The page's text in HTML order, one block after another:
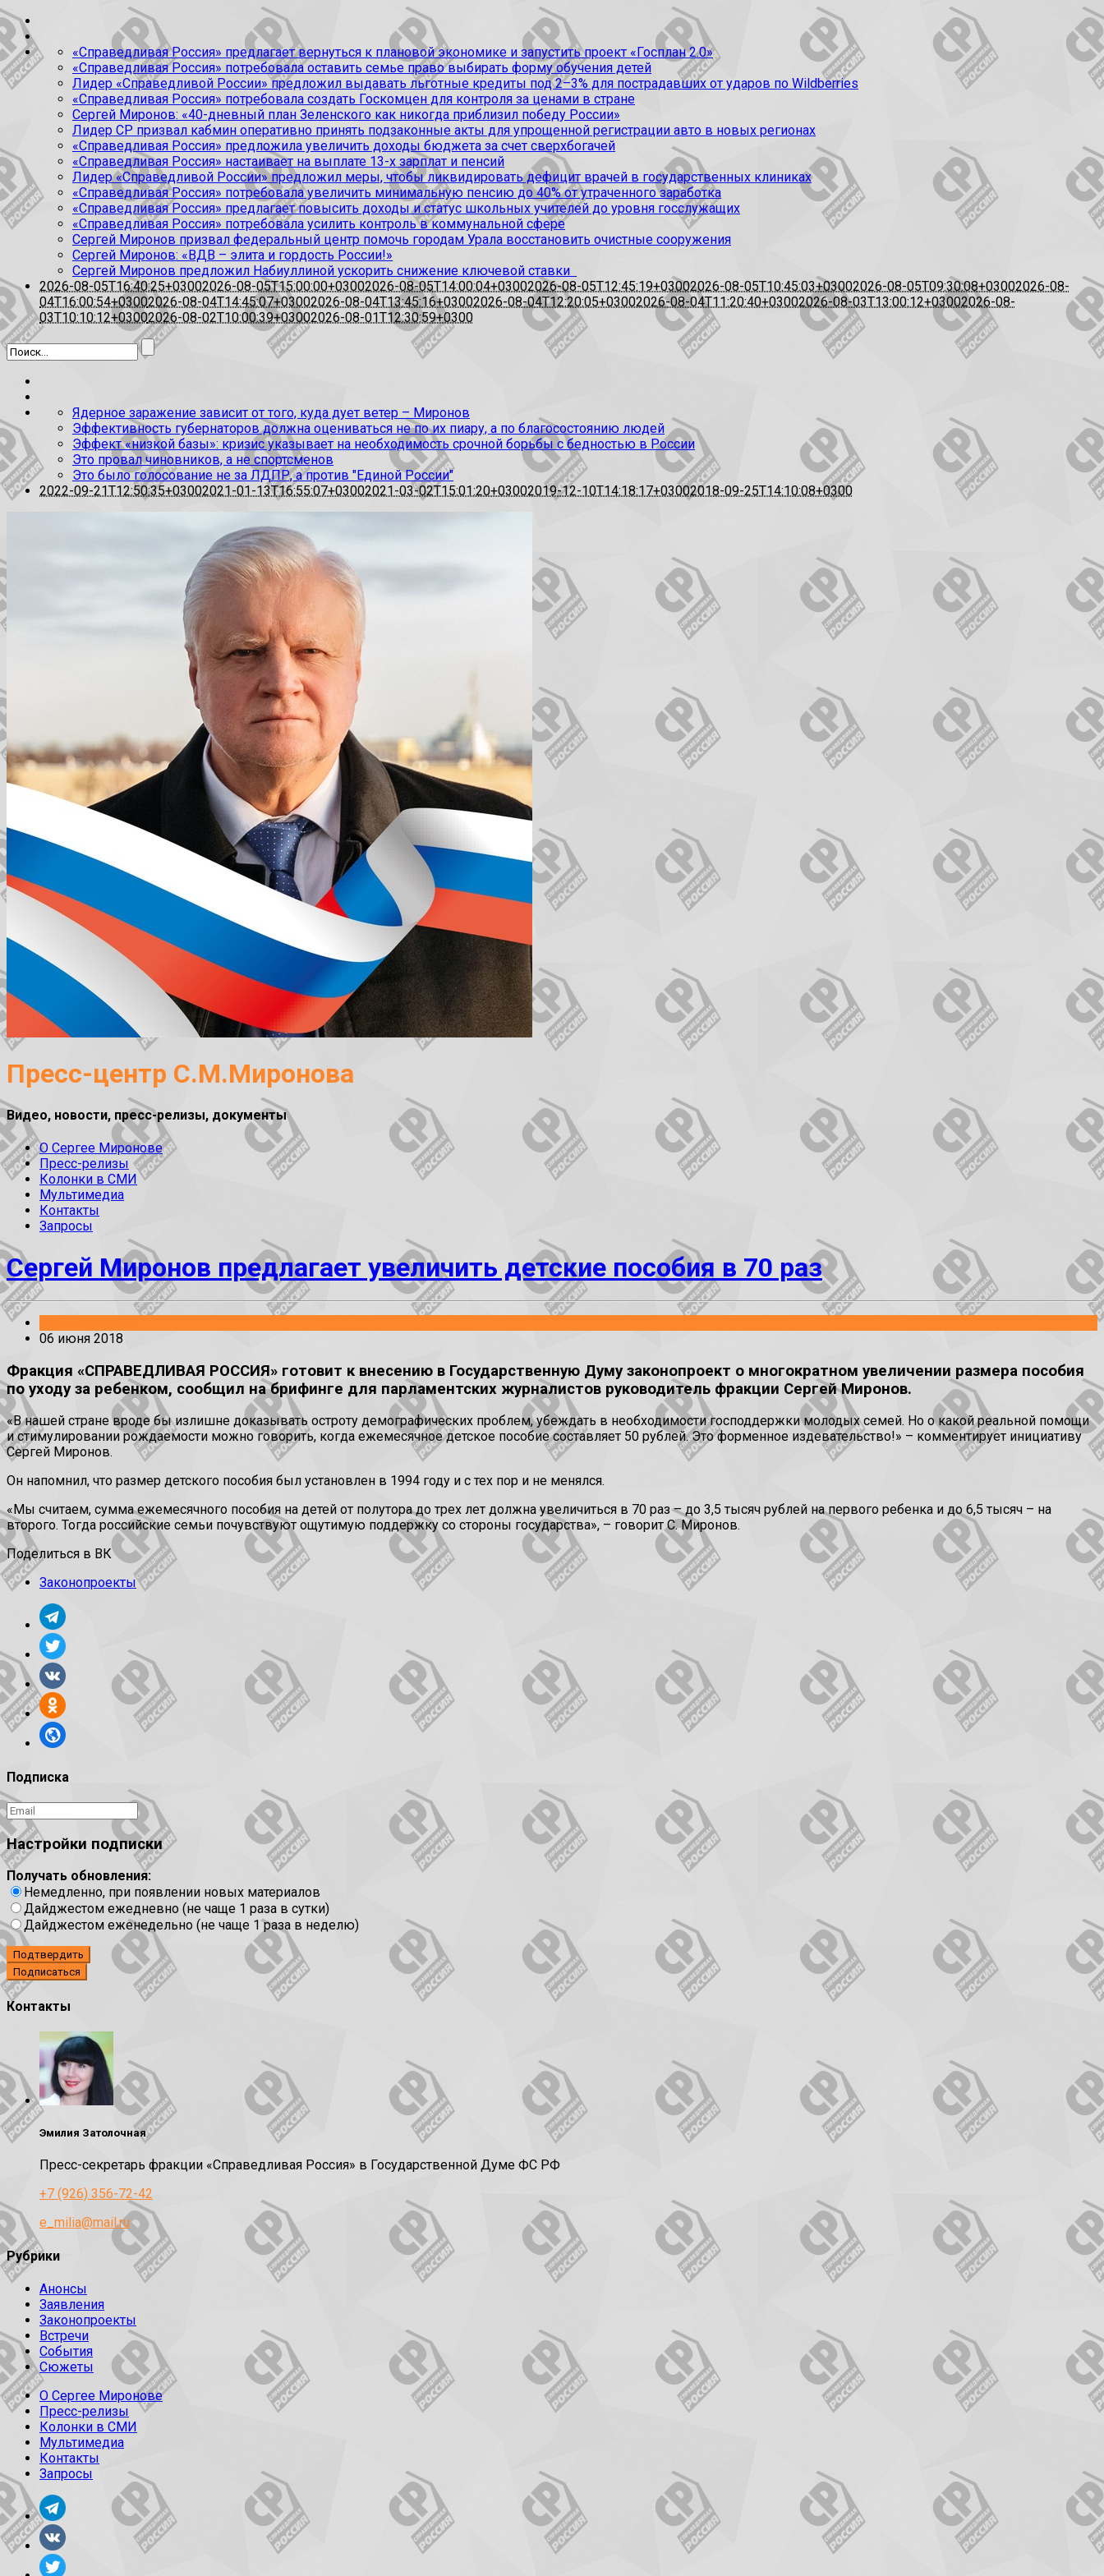
«Справедливая Россия» предлагает вернуться к плановой экономике и запустить проект «Госплан 2.0»
«Справедливая Россия» потребовала оставить семье право выбирать форму обучения детей
Лидер «Справедливой России» предложил выдавать льготные кредиты под 2–3% для пострадавших от ударов по Wildberries
«Справедливая Россия» потребовала создать Госкомцен для контроля за ценами в стране
Сергей Миронов: «40-дневный план Зеленского как никогда приблизил победу России»
Лидер СР призвал кабмин оперативно принять подзаконные акты для упрощенной регистрации авто в новых регионах
«Справедливая Россия» предложила увеличить доходы бюджета за счет сверхбогачей
«Справедливая Россия» настаивает на выплате 13-х зарплат и пенсий
Лидер «Справедливой России» предложил меры, чтобы ликвидировать дефицит врачей в государственных клиниках
«Справедливая Россия» потребовала увеличить минимальную пенсию до 40% от утраченного заработка
«Справедливая Россия» предлагает повысить доходы и статус школьных учителей до уровня госслужащих
«Справедливая Россия» потребовала усилить контроль в коммунальной сфере
Сергей Миронов призвал федеральный центр помочь городам Урала восстановить очистные сооружения
Сергей Миронов: «ВДВ – элита и гордость России!»
Сергей Миронов предложил Набиуллиной ускорить снижение ключевой ставки
2026-08-05T16:40:25+03002026-08-05T15:00:00+03002026-08-05T14:00:04+03002026-08-05T12:45:19+03002026-08-05T10:45:03+03002026-08-05T09:30:08+03002026-08-
04T16:00:54+03002026-08-04T14:45:07+03002026-08-04T13:45:16+03002026-08-04T12:20:05+03002026-08-04T11:20:40+03002026-08-03T13:00:12+03002026-08-
03T10:10:12+03002026-08-02T10:00:39+03002026-08-01T12:30:59+0300
Ядерное заражение зависит от того, куда дует ветер – Миронов
Эффективность губернаторов должна оцениваться не по их пиару, а по благосостоянию людей
Эффект «низкой базы»: кризис указывает на необходимость срочной борьбы с бедностью в России
Это провал чиновников, а не спортсменов
Это было голосование не за ЛДПР, а против "Единой России"
2022-09-21T12:50:35+03002021-01-13T16:55:07+03002021-03-02T15:01:20+03002019-12-10T14:18:17+03002018-09-25T14:10:08+0300
Пресс-центр С.М.Миронова
Видео, новости, пресс-релизы, документы
О Сергее Миронове
Пресс-релизы
Колонки в СМИ
Мультимедиа
Контакты
Запросы
Сергей Миронов предлагает увеличить детские пособия в 70 раз
06 июня 2018
Фракция «СПРАВЕДЛИВАЯ РОССИЯ» готовит к внесению в Государственную Думу законопроект о многократном увеличении размера пособия
по уходу за ребенком, сообщил на брифинге для парламентских журналистов руководитель фракции Сергей Миронов.
«В нашей стране вроде бы излишне доказывать остроту демографических проблем, убеждать в необходимости господдержки молодых семей. Но о какой реальной помощи
и стимулировании рождаемости можно говорить, когда ежемесячное детское пособие составляет 50 рублей. Это форменное издевательство!» – комментирует инициативу
Сергей Миронов.
Он напомнил, что размер детского пособия был установлен в 1994 году и с тех пор и не менялся.
«Мы считаем, сумма ежемесячного пособия на детей от полутора до трех лет должна увеличиться в 70 раз – до 3,5 тысяч рублей на первого ребенка и до 6,5 тысяч – на
второго. Тогда российские семьи почувствуют ощутимую поддержку со стороны государства», – говорит С. Миронов.
Поделиться в ВК
Законопроекты
Подписка
Настройки подписки
Получать обновления:
Немедленно, при появлении новых материалов
Дайджестом ежедневно (не чаще 1 раза в сутки)
Дайджестом еженедельно (не чаще 1 раза в неделю)
Подтвердить
Контакты
Эмилия Затолочная
Пресс-секретарь фракции «Справедливая Россия» в Государственной Думе ФС РФ
+7 (926) 356-72-42
e_milia@mail.ru
Рубрики
Анонсы
Заявления
Законопроекты
Встречи
События
Сюжеты
О Сергее Миронове
Пресс-релизы
Колонки в СМИ
Мультимедиа
Контакты
Запросы